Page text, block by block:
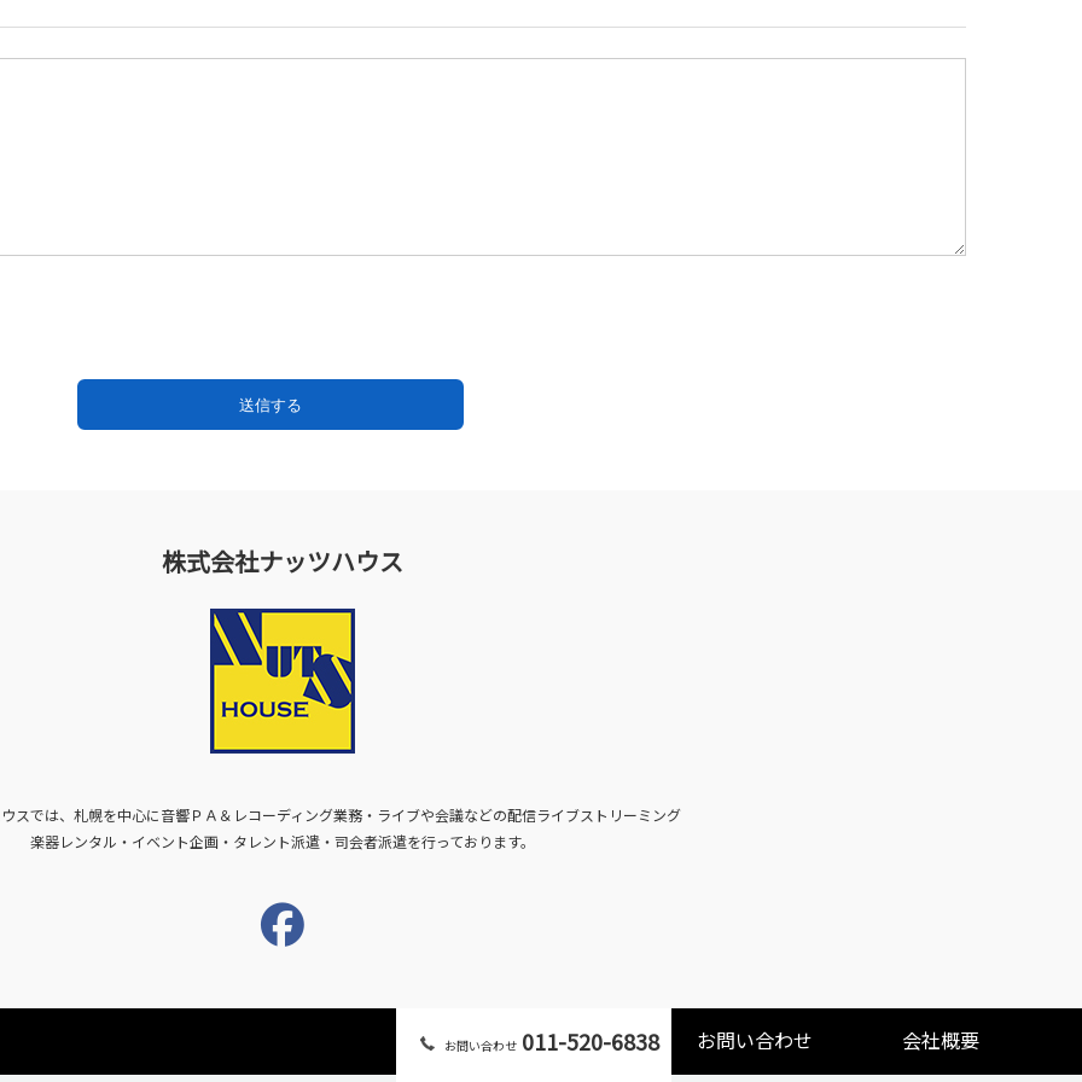
株式会社ナッツハウス
スでは、札幌を中心に音響ＰＡ＆レコーディング業務・ライブや会議などの配信ライブストリーミング
楽器レンタル・イベント企画・タレント派遣・司会者派遣を行っております。
お問い合わせ 会社概要
お問い合わせ 011-520-6838